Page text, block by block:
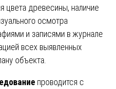
цвета древесины, наличие
осмотра
и записями в журнале
всех выявленных
объекта.
проводится с